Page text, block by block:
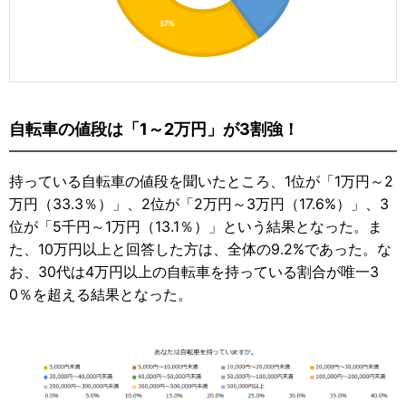
自転車の値段は「1～2万円」が3割強！
持っている自転車の値段を聞いたところ、1位が「1万円～2
万円（33.3％）」、2位が「2万円～3万円（17.6%）」、3
位が「5千円～1万円（13.1％）」という結果となった。ま
た、10万円以上と回答した方は、全体の9.2%であった。な
お、30代は4万円以上の自転車を持っている割合が唯一3
0％を超える結果となった。